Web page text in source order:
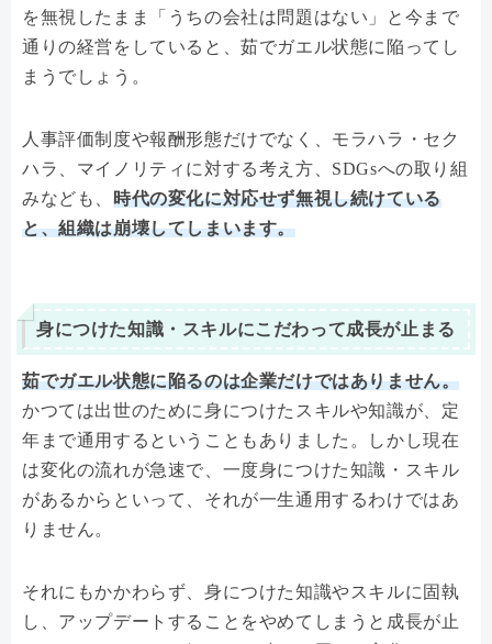
を無視したまま「うちの会社は問題はない」と今まで
通りの経営をしていると、茹でガエル状態に陥ってし
まうでしょう。
人事評価制度や報酬形態だけでなく、モラハラ・セク
ハラ、マイノリティに対する考え方、SDGsへの取り組
みなども、 時代の変化に対応せず無視し続けている
と、組織は崩壊してしまいます。
身につけた知識・スキルにこだわって成長が止まる
茹でガエル状態に陥るのは企業だけではありません。
かつては出世のために身につけたスキルや知識が、定
年まで通用するということもありました。しかし現在
は変化の流れが急速で、一度身につけた知識・スキル
があるからといって、それが一生通用するわけではあ
りません。
それにもかかわらず、身につけた知識やスキルに固執
し、アップデートすることをやめてしまうと成長が止